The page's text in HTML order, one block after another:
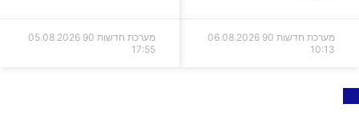
מערכת חדשות 90
06.08.2026
10:13
מערכת חדשות 90
05.08.2026
17:55